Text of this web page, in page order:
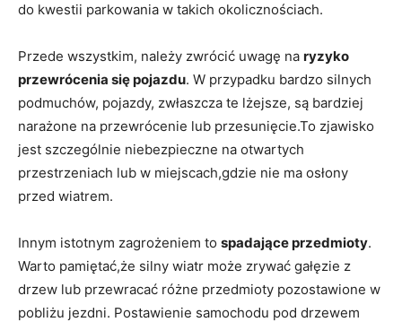
do kwestii parkowania w takich ⁢okolicznościach.
Przede wszystkim, ⁢należy zwrócić⁤ uwagę na ryzyko
przewrócenia się pojazdu. W przypadku‌ bardzo silnych
podmuchów, pojazdy, zwłaszcza te​ lżejsze, są bardziej⁤
narażone na ​przewrócenie⁤ lub przesunięcie.To zjawisko
jest ‌szczególnie niebezpieczne na otwartych
przestrzeniach ⁤lub w miejscach,gdzie nie ma ‌osłony
przed wiatrem.
Innym​ istotnym zagrożeniem ‌to spadające⁤ przedmioty.
Warto pamiętać,że silny wiatr może zrywać gałęzie z
drzew⁤ lub przewracać różne przedmioty pozostawione⁢ w
pobliżu ​jezdni.⁢ Postawienie samochodu pod drzewem